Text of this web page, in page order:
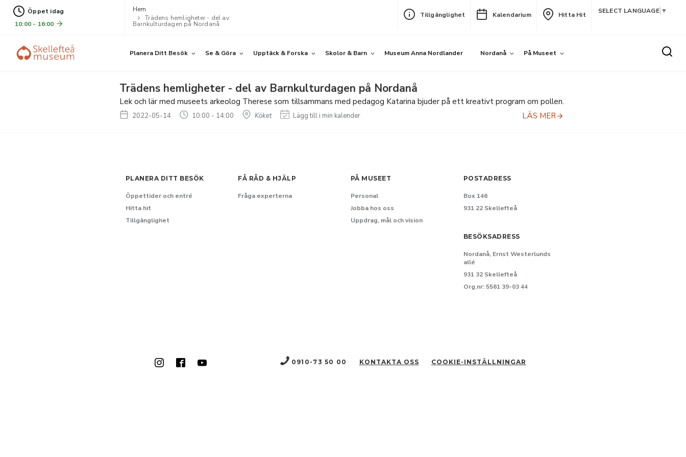
Öppet idag
10:00 - 16:00
Hem
Trädens hemligheter - del av
Barnkulturdagen på Nordanå
Tillgänglighet Kalendarium Hitta Hit SELECT LANGUAGE ▼
Planera Ditt Besök Se & Göra Upptäck & Forska Skolor & Barn Museum Anna Nordlander Nordanå På Museet
Trädens hemligheter - del av Barnkulturdagen på Nordanå
Lek och lär med museets arkeolog Therese som tillsammans med pedagog Katarina bjuder på ett kreativt program om pollen.
2022-05-14 10:00 - 14:00 Köket Lägg till i min kalender LÄS MER
PLANERA DITT BESÖK
Öppettider och entré
Hitta hit
Tillgänglighet
FÅ RÅD & HJÄLP
Fråga experterna
PÅ MUSEET
Personal
Jobba hos oss
Uppdrag, mål och vision
POSTADRESS
Box 146
931 22 Skellefteå
BESÖKSADRESS
Nordanå, Ernst Westerlunds
allé
931 32 Skellefteå
Org.nr: 5561 39-03 44
0910-73 50 00 KONTAKTA OSS COOKIE-INSTÄLLNINGAR